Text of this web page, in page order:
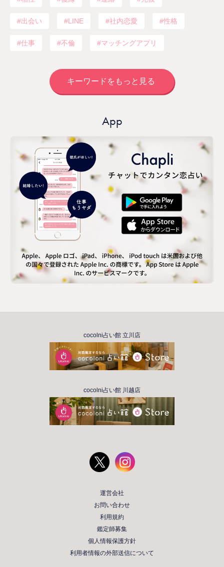
出会い LINE 社内恋愛 性格
仕事 不倫 マッチングアプリ
キーワードをもっと見る
App
cocolni占い館 立川店
cocolni占い館 川越店
運営会社
お問い合わせ
利用規約
鑑定師募集
個人情報保護方針
利用者情報の外部送信について